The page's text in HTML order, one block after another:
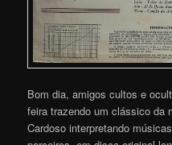
Bom dia, amigos cultos e
feira trazendo um clássico da
Cardoso interpretando